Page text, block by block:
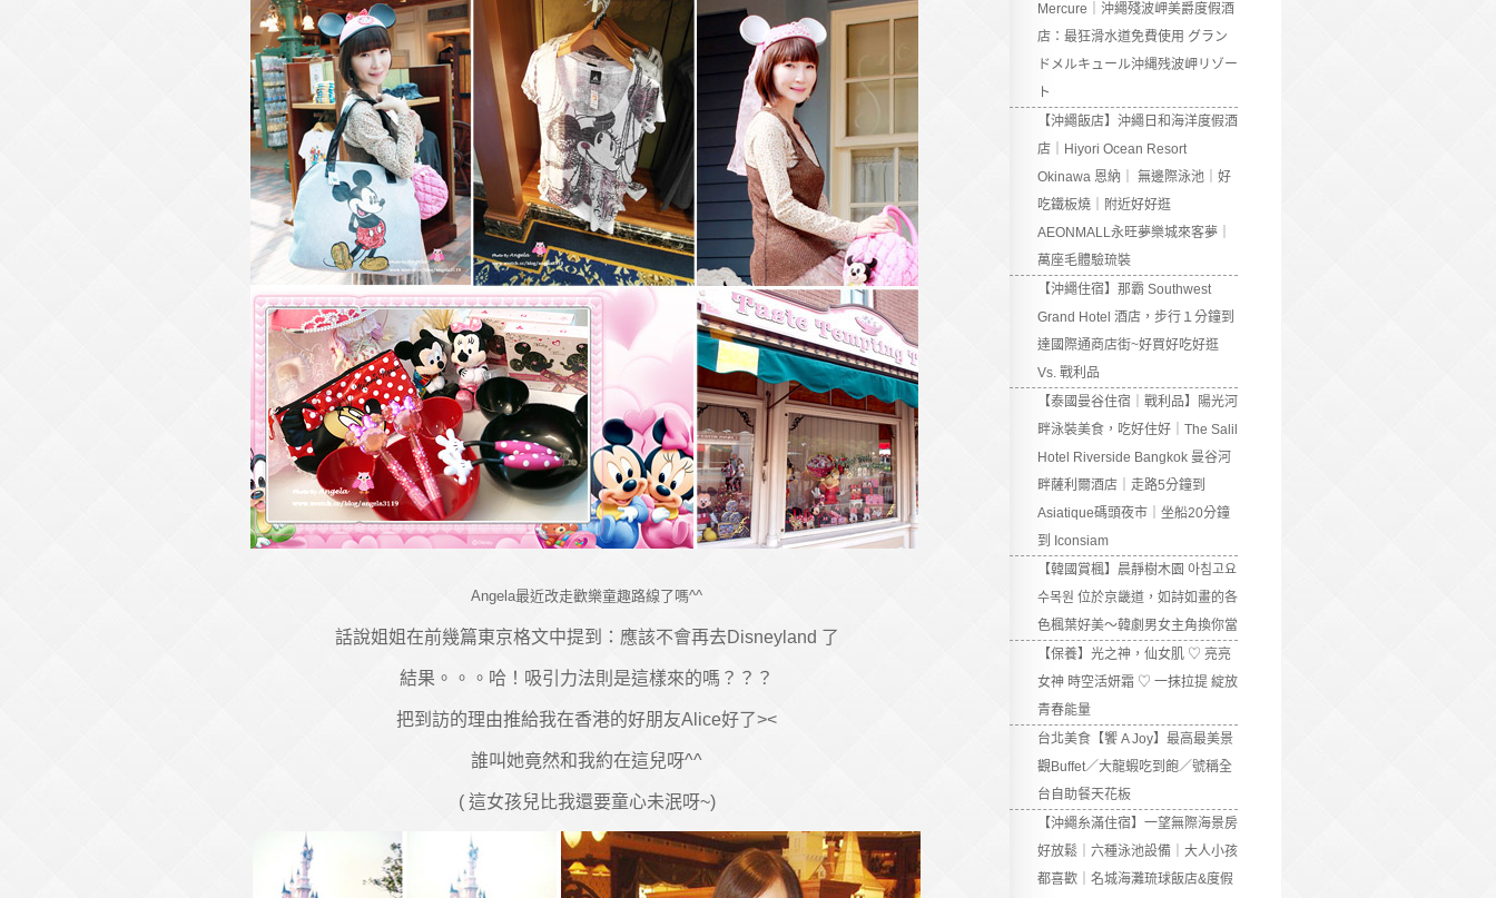
Angela最近改走歡樂童趣路線了嗎^^
話說姐姐在前幾篇東京格文中提到：應該不會再去Disneyland 了
結果。。。哈！吸引力法則是這樣來的嗎？？？
把到訪的理由推給我在香港的好朋友Alice好了><
誰叫她竟然和我約在這兒呀^^
( 這女孩兒比我還要童心未泯呀~)
Mercure｜沖繩殘波岬美爵度假酒
店：最狂滑水道免費使用 グラン
ドメルキュール沖縄残波岬リゾー
ト
【沖繩飯店】沖繩日和海洋度假酒
店｜Hiyori Ocean Resort
Okinawa 恩納｜ 無邊際泳池｜好
吃鐵板燒｜附近好好逛
AEONMALL永旺夢樂城來客夢｜
萬座毛體驗琉裝
【沖繩住宿】那霸 Southwest
Grand Hotel 酒店，步行１分鐘到
達國際通商店街~好買好吃好逛
Vs. 戰利品
【泰國曼谷住宿｜戰利品】陽光河
畔泳裝美食，吃好住好｜The Salil
Hotel Riverside Bangkok 曼谷河
畔薩利爾酒店｜走路5分鐘到
Asiatique碼頭夜市｜坐船20分鐘
到 Iconsiam
【韓國賞楓】晨靜樹木園 아침고요
수목원 位於京畿道，如詩如畫的各
色楓葉好美～韓劇男女主角換你當
【保養】光之神，仙女肌 ♡ 亮亮
女神 時空活妍霜 ♡ 一抹拉提 綻放
青春能量
台北美食【饗 A Joy】最高最美景
觀Buffet／大龍蝦吃到飽／號稱全
台自助餐天花板
【沖繩糸滿住宿】一望無際海景房
好放鬆｜六種泳池設備｜大人小孩
都喜歡｜名城海灘琉球飯店&度假